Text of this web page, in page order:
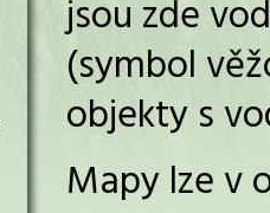
jsou zde
(symbol
objekty s
Mapy lze v